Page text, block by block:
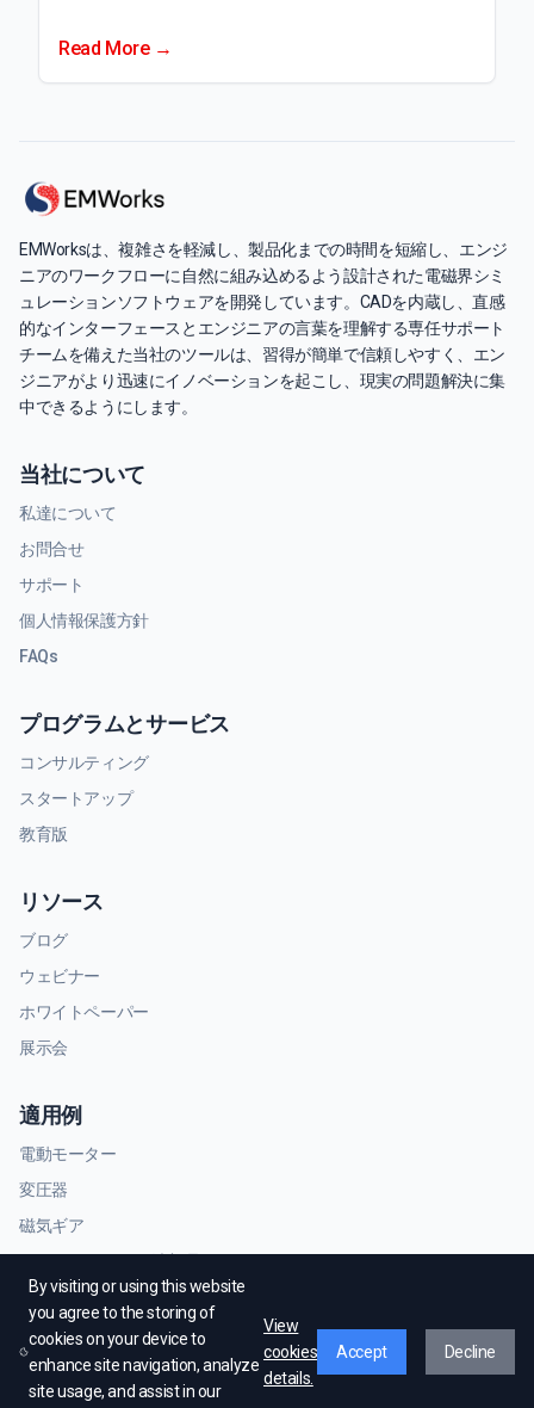
Read More →
By visiting or using this website
you agree to the storing of
cookies on your device to
enhance site navigation, analyze
site usage, and assist in our
View
cookies
details.
Accept Decline
EMWorksは、複雑さを軽減し、製品化までの時間を短縮し、エンジ
ニアのワークフローに自然に組み込めるよう設計された電磁界シミ
ュレーションソフトウェアを開発しています。CADを内蔵し、直感
的なインターフェースとエンジニアの言葉を理解する専任サポート
チームを備えた当社のツールは、習得が簡単で信頼しやすく、エン
ジニアがより迅速にイノベーションを起こし、現実の問題解決に集
中できるようにします。
当社について
私達について
お問合せ
サポート
個人情報保護方針
FAQs
プログラムとサービス
コンサルティング
スタートアップ
教育版
リソース
ブログ
ウェビナー
ホワイトペーパー
展示会
適用例
電動モーター
変圧器
磁気ギア